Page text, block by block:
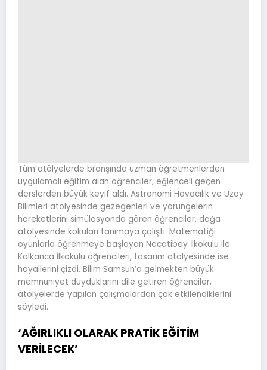
Tüm atölyelerde branşında uzman öğretmenlerden
uygulamalı eğitim alan öğrenciler, eğlenceli geçen
derslerden büyük keyif aldı. Astronomi Havacılık ve Uzay
Bilimleri atölyesinde gezegenleri ve yörüngelerin
hareketlerini simülasyonda gören öğrenciler, doğa
atölyesinde kokuları tanımaya çalıştı. Matematiği
oyunlarla öğrenmeye başlayan Necatibey İlkokulu ile
Kalkanca İlkokulu öğrencileri, tasarım atölyesinde ise
hayallerini çizdi. Bilim Samsun’a gelmekten büyük
memnuniyet duyduklarını dile getiren öğrenciler,
atölyelerde yapılan çalışmalardan çok etkilendiklerini
söyledi.
‘AĞIRLIKLI OLARAK PRATİK EĞİTİM
VERİLECEK’